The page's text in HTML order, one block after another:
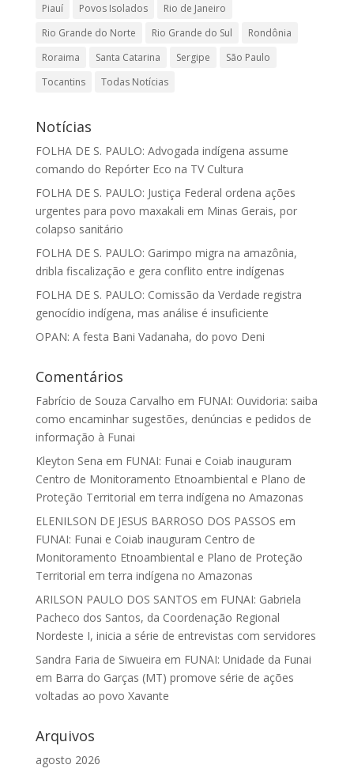
Piauí
Povos Isolados
Rio de Janeiro
Rio Grande do Norte
Rio Grande do Sul
Rondônia
Roraima
Santa Catarina Sergipe
São Paulo
Tocantins
Todas Notícias
Notícias
FOLHA DE S. PAULO: Advogada indígena assume
comando do Repórter Eco na TV Cultura
FOLHA DE S. PAULO: Justiça Federal ordena ações
urgentes para povo maxakali em Minas Gerais, por
colapso sanitário
FOLHA DE S. PAULO: Garimpo migra na amazônia,
dribla fiscalização e gera conflito entre indígenas
FOLHA DE S. PAULO: Comissão da Verdade registra
genocídio indígena, mas análise é insuficiente
OPAN: A festa Bani Vadanaha, do povo Deni
Comentários
Fabrício de Souza Carvalho em FUNAI: Ouvidoria: saiba
como encaminhar sugestões, denúncias e pedidos de
informação à Funai
Kleyton Sena em FUNAI: Funai e Coiab inauguram
Centro de Monitoramento Etnoambiental e Plano de
Proteção Territorial em terra indígena no Amazonas
ELENILSON DE JESUS BARROSO DOS PASSOS em
FUNAI: Funai e Coiab inauguram Centro de
Monitoramento Etnoambiental e Plano de Proteção
Territorial em terra indígena no Amazonas
ARILSON PAULO DOS SANTOS em FUNAI: Gabriela
Pacheco dos Santos, da Coordenação Regional
Nordeste I, inicia a série de entrevistas com servidores
Sandra Faria de Siwueira em FUNAI: Unidade da Funai
em Barra do Garças (MT) promove série de ações
voltadas ao povo Xavante
Arquivos
agosto 2026